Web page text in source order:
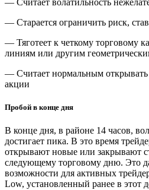
— Старается ограничить риск,
— Тяготеет к четкому торговому
линиям или другим
— Считает нормальным открывать
акции
Пробой в конце дня
В конце дня, в районе 14 часов,
достигает пика. В это время
открывают новые или закрывают
следующему торговому дню. Это
возможности для активных
Low, установленный ранее в этот